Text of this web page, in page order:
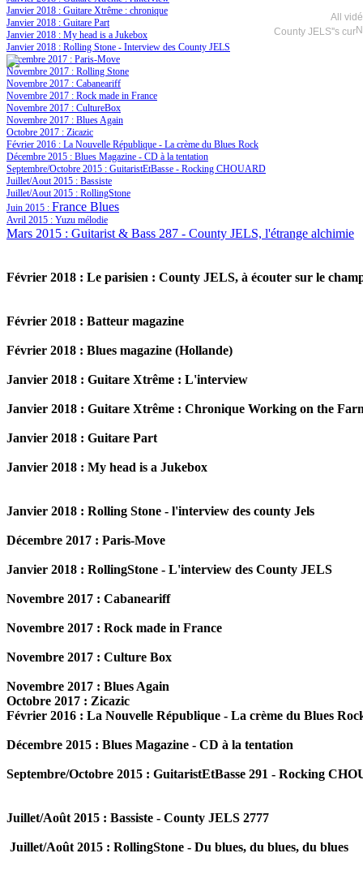
County JELS''s
Janvier 2018 : Guitare Xtrême : chronique
Janvier 2018 : Guitare Part
Janvier 2018 : My head is a Jukebox
Janvier 2018 : Rolling Stone - Interview des County JELS
Décembre 2017 : Paris-Move
Novembre 2017 : Rolling Stone
Novembre 2017 : Cabaneariff
Novembre 2017 : Rock made in France
Novembre 2017 : CultureBox
Novembre 2017 : Blues Again
Octobre 2017 : Zicazic
Février 2016 : La Nouvelle République - La crème du Blues Rock
Décembre 2015 : Blues Magazine - CD à la tentation
Septembre/Octobre 2015 : GuitaristEtBasse - Rocking CHOUARD
Juillet/Aout 2015 : Bassiste
Juillet/Aout 2015 : RollingStone
Juin 2015 : France Blues
Avril 2015 : Yuzu mélodie
Mars 2015 : Guitarist & Bass 287 - County JELS, l'étrange alchimie
Février 2018 : Le parisien : County JELS, à écouter sur le
Février 2018 : Batteur magazine
Février 2018 : Blues magazine (Hollande)
Janvier 2018 : Guitare Xtrême : L'interview
Janvier 2018 : Guitare Xtrême : Chronique Working on the
Janvier 2018 : Guitare Part
Janvier 2018 : My head is a Jukebox
Janvier 2018 : Rolling Stone - l'interview des county Jels
Décembre 2017 : Paris-Move
Janvier 2018 : RollingStone - L'interview des County JELS
Novembre 2017 : Cabaneariff
Novembre 2017 : Rock made in France
Novembre 2017 : Culture Box
Novembre 2017 : Blues Again
Octobre 2017 : Zicazic
Février 2016 : La Nouvelle République - La crème du Blues
Décembre 2015 : Blues Magazine - CD à la tentation
Septembre/Octobre 2015 : GuitaristEtBasse 291 - Rocking
Juillet/Août 2015 : Bassiste - County JELS 2777
Juillet/Août 2015 : RollingStone - Du blues, du blues, du blues
All